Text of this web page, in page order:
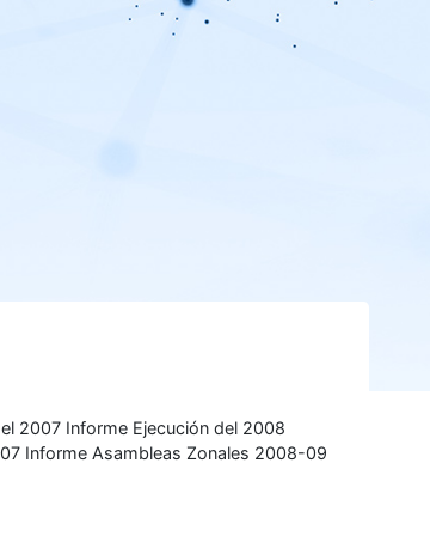
2007 Informe Ejecución del 2008
Informe Asambleas Zonales 2008-09